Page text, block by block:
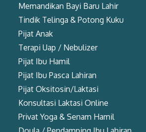
Memandikan Bayi Baru Lahir
Tindik Telinga & Potong Kuku
Pijat Anak
Terapi Uap / Nebulizer
Pijat Ibu Hamil
Pijat Ibu Pasca Lahiran
Pijat Oksitosin/Laktasi
Konsultasi Laktasi Online
Privat Yoga & Senam Hamil